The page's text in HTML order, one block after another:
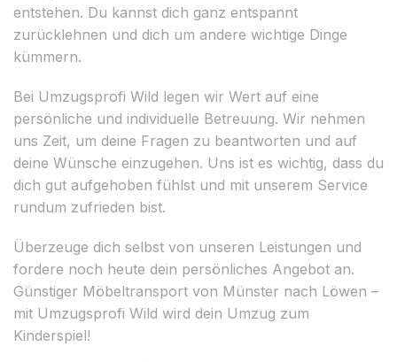
entstehen. Du kannst dich ganz entspannt
zurücklehnen und dich um andere wichtige Dinge
kümmern.
Bei Umzugsprofi Wild legen wir Wert auf eine
persönliche und individuelle Betreuung. Wir nehmen
uns Zeit, um deine Fragen zu beantworten und auf
deine Wünsche einzugehen. Uns ist es wichtig, dass du
dich gut aufgehoben fühlst und mit unserem Service
rundum zufrieden bist.
Überzeuge dich selbst von unseren Leistungen und
fordere noch heute dein persönliches Angebot an.
Günstiger Möbeltransport von Münster nach Löwen –
mit Umzugsprofi Wild wird dein Umzug zum
Kinderspiel!